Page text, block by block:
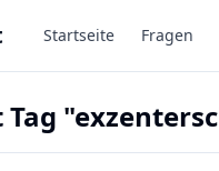
Startseite Fragen
Tag